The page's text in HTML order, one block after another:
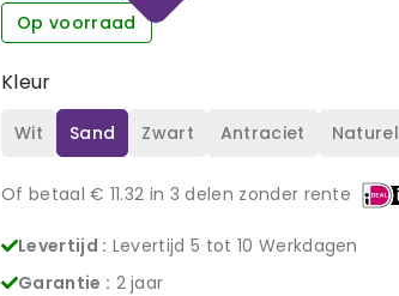
Op voorraad
Kleur
Wit Sand Zwart Antraciet Naturel
Of betaal € 11.32 in 3 delen zonder rente
Levertijd : Levertijd 5 tot 10 Werkdagen
Garantie : 2 jaar